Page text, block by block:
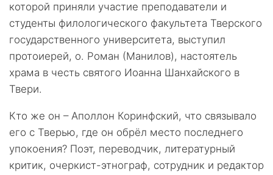
которой приняли участие преподаватели и
студенты филологического факультета Тверского
государственного университета, выступил
протоиерей, о. Роман (Манилов), настоятель
храма в честь святого Иоанна Шанхайского в
Твери.
Кто же он – Аполлон Коринфский, что связывало
его с Тверью, где он обрёл место последнего
упокоения? Поэт, переводчик, литературный
критик, очеркист-этнограф, сотрудник и редактор